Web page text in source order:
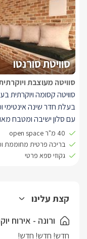
סוויטת סורנטו
סוויטה מעוצבת
סוויטה קסומה ויוקרתית
בעלת חדר שינה אינטימי
עם סלון ישיבה ומטבח
חדר רחצה פרטי מעוצב
ותמרוקי רחצה ריחניים.
וג'קוזי ספא חיצוני פרטי.
40 מ"ר open space
בריכה פרטית מחוממת
גקוזי ספא פרטי
קצת עלינו
ורונה - אירוח יוקרתי